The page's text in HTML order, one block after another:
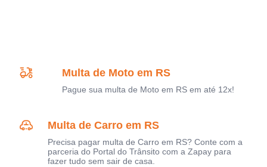
Multa de Moto em RS
Pague sua multa de Moto em RS em até 12x!
Multa de Carro em RS
Precisa pagar multa de Carro em RS? Conte com a
parceria do Portal do Trânsito com a Zapay para
fazer tudo sem sair de casa.